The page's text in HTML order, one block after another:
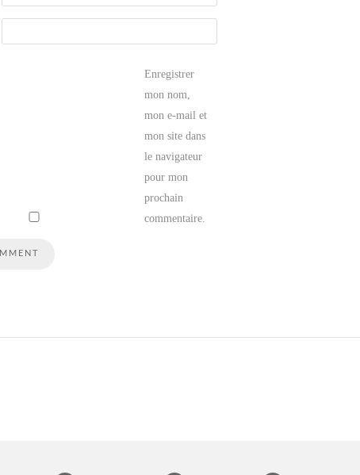
Enregistrer
mon nom,
mon e-mail et
mon site dans
le navigateur
pour mon
prochain
commentaire.